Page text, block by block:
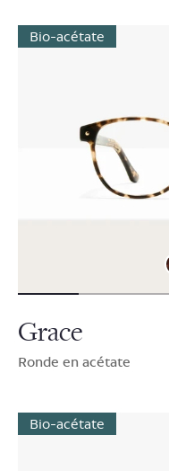
Bio-acétate
Grace
Ronde en acétate
Bio-acétate